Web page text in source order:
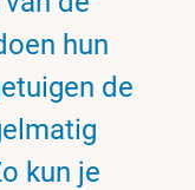
hun
de
kun je